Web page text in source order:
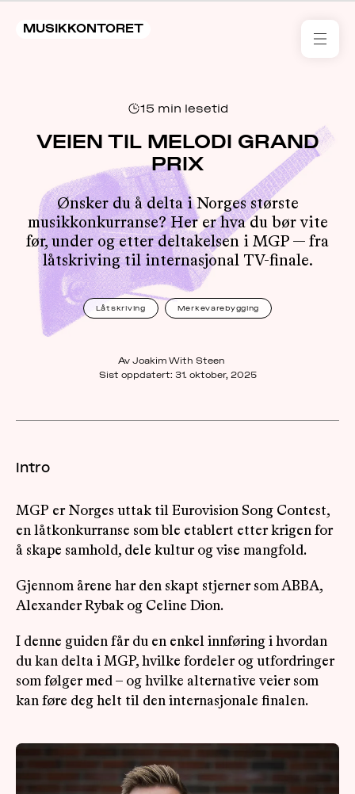
MUSIKKONTORET
15 min lesetid
VEIEN TIL MELODI GRAND
PRIX
Ønsker du å delta i Norges største
musikkonkurranse? Her er hva du bør vite
før, under og etter deltakelsen i MGP — fra
låtskriving til internasjonal TV-finale.
Låtskriving Merkevarebygging
Av Joakim With Steen
Sist oppdatert: 31. oktober, 2025
Intro
MGP er Norges uttak til Eurovision Song Contest,
en låtkonkurranse som ble etablert etter krigen for
å skape samhold, dele kultur og vise mangfold.
Gjennom årene har den skapt stjerner som ABBA,
Alexander Rybak og Celine Dion.
I denne guiden får du en enkel innføring i hvordan
du kan delta i MGP, hvilke fordeler og utfordringer
som følger med – og hvilke alternative veier som
kan føre deg helt til den internasjonale finalen.